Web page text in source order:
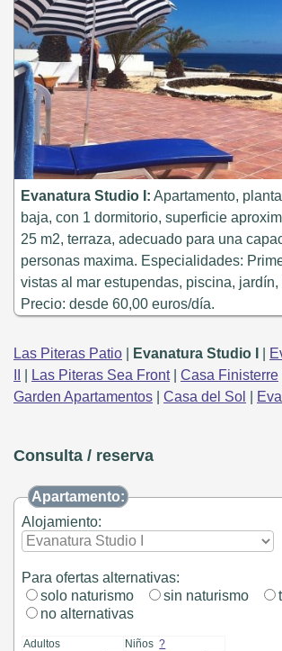
Evanatura Studio I: Apartamento, planta
baja, con 1 dormitorio, superficie
25 m2, terraza, adecuado para una
personas maxima. Especialidades:
vistas al mar estupendas, piscina,
Precio: desde 60,00 euros/día.
Las Piteras Patio Evanatura Studio I
Las Piteras Sea Front| Casa Finisterre
Garden Apartamentos
Casa del Sol
Consulta / reserva
Apartamento:
Alojamiento:
Para ofertas alternativas:
solo naturismo
sin naturismo
no alternativas
Adultos Niños?